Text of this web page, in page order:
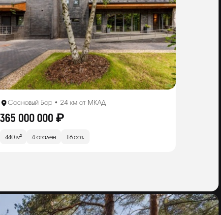
Сосновый Бор • 24 км от МКАД
365 000 000 ₽
440 м² 4 спален 16 сот.